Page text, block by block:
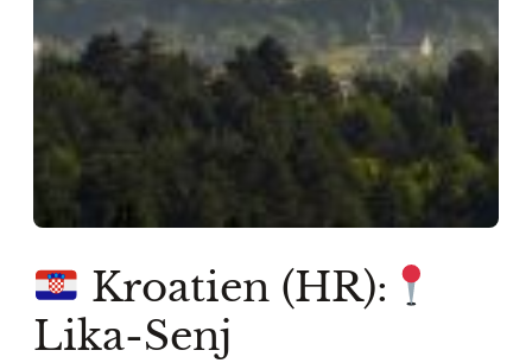
Kroatien (HR):
Lika-Senj